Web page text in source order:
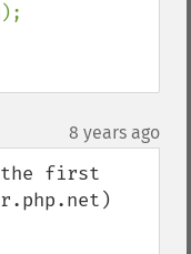
);
8 years ago
the first